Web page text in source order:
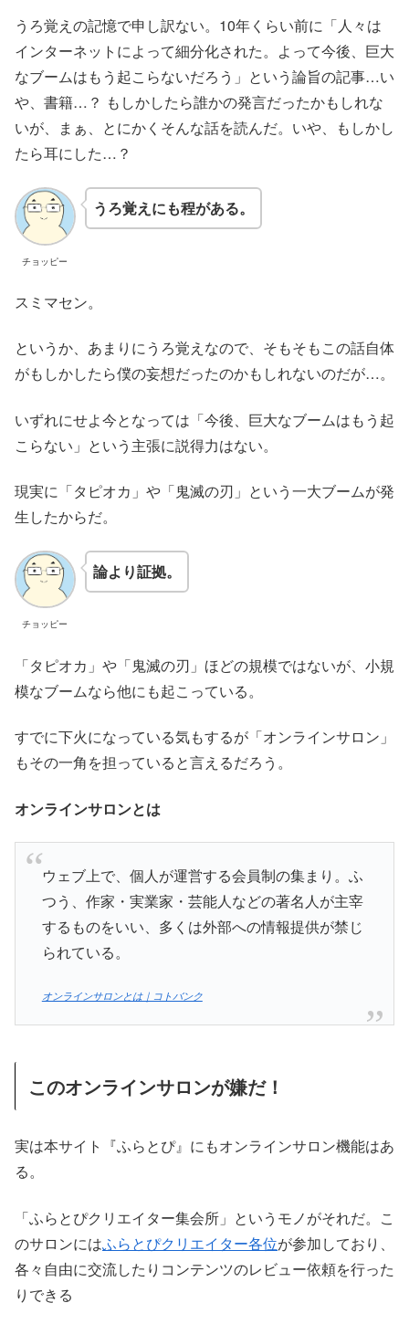
うろ覚えの記憶で申し訳ない。10年くらい前に「人々は
インターネットによって細分化された。よって今後、巨大
なブームはもう起こらないだろう」という論旨の記事…い
や、書籍…？ もしかしたら誰かの発言だったかもしれな
いが、まぁ、とにかくそんな話を読んだ。いや、もしかし
たら耳にした…？
チョッピー
うろ覚えにも程がある。
スミマセン。
というか、あまりにうろ覚えなので、そもそもこの話自体
がもしかしたら僕の妄想だったのかもしれないのだが…。
いずれにせよ今となっては「今後、巨大なブームはもう起
こらない」という主張に説得力はない。
現実に「タピオカ」や「鬼滅の刃」という一大ブームが発
生したからだ。
チョッピー
論より証拠。
「タピオカ」や「鬼滅の刃」ほどの規模ではないが、小規
模なブームなら他にも起こっている。
すでに下火になっている気もするが「オンラインサロン」
もその一角を担っていると言えるだろう。
オンラインサロンとは
ウェブ上で、個人が運営する会員制の集まり。ふ
つう、作家・実業家・芸能人などの著名人が主宰
するものをいい、多くは外部への情報提供が禁じ
られている。
オンラインサロンとは｜コトバンク
このオンラインサロンが嫌だ！
実は本サイト『ふらとぴ』にもオンラインサロン機能はあ
る。
「ふらとぴクリエイター集会所」というモノがそれだ。こ
のサロンにはふらとぴクリエイター各位が参加しており、
各々自由に交流したりコンテンツのレビュー依頼を行った
りできる